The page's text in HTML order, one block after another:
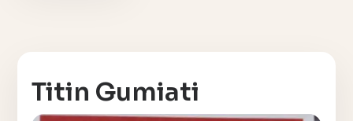
Titin Gumiati